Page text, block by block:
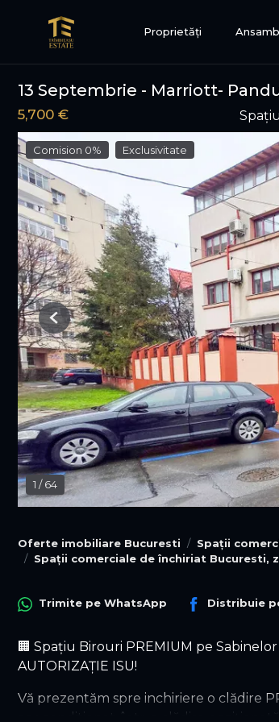
Proprietăți
13 Septembrie - Marriott-
5,700 €
Comision 0% Exclusivitate
1 /64
Previous
Oferte imobiliare Bucuresti
Spații
Spații comerciale de închiriat Bucuresti,
Trimite pe WhatsApp Distribuie
🏢 Spațiu Birouri PREMIUM pe
AUTORIZAȚIE ISU!
Vă prezentăm spre inchiriere o clădire
aer conditionat, într-o clădire